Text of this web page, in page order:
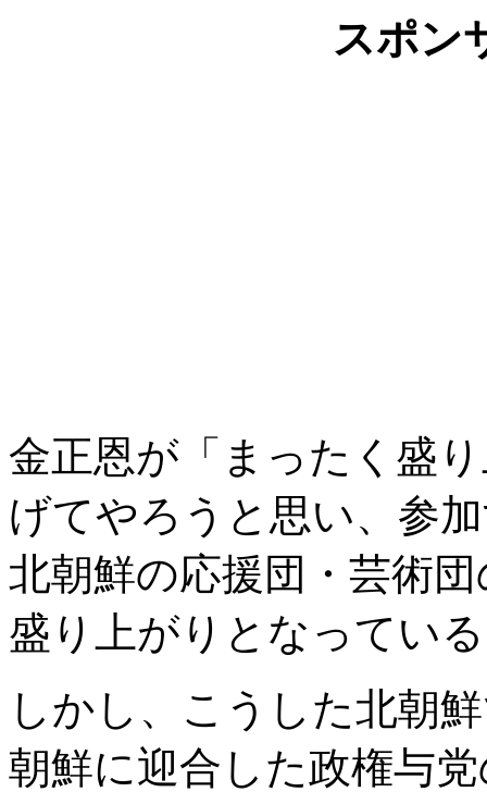
スポン
金正恩が「まったく盛
げてやろうと思い、参
北朝鮮の応援団・芸術
盛り上がりとなってい
しかし、こうした北朝
朝鮮に迎合した政権与